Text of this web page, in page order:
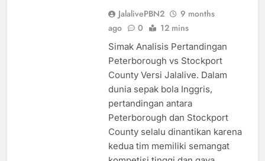
JalalivePBN2
9 months
ago
0 12 mins
Simak Analisis Pertandingan
Peterborough vs Stockport
County Versi Jalalive. Dalam
dunia sepak bola Inggris,
pertandingan antara
Peterborough dan Stockport
County selalu dinantikan karena
kedua tim memiliki semangat